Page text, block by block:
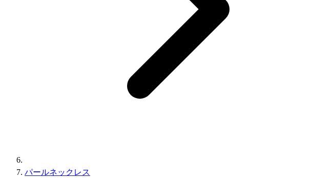
パールネックレス